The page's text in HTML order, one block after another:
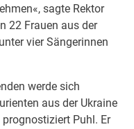
sagte Rektor
22 Frauen aus der
vier Sängerinnen
werde sich
aus der Ukraine
Puhl. Er